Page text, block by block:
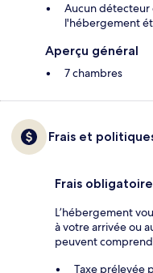
Aucun détecteur
l'hébergement
Aperçu général
7 chambres
Frais et
Frais
L’hébergement
à votre arrivée ou
peuvent
Taxe prélevée